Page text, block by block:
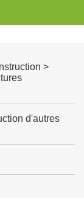
>
d'autres